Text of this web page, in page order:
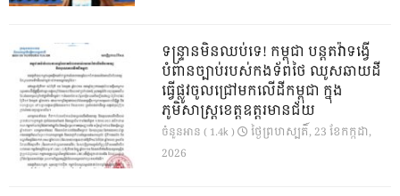
ទន្ទ្រានមិនឈប់ទេ! កម្ពុជា បន្តតវ៉ាទង្វើ
បំពានច្បាប់របស់កងទ័ពថៃ ឈូសឆាយដី
ធ្វើផ្លូវចូលជ្រៅមកលើដីកម្ពុជា ក្នុង
ភូមិសាស្ត្រខេត្តឧត្តរមានជ័យ
ចំនួនអាន ( 1.4k )
ថ្ងៃ​ព្រហស្បតិ៍, 23 ខែ​កក្កដា,
2026